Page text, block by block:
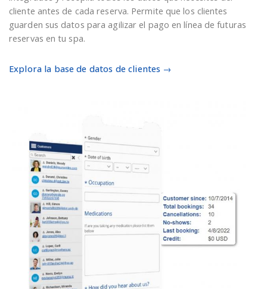
cliente antes de cada reserva. Permite que los clientes
guarden sus datos para agilizar el pago en línea de futuras
reservas en tu spa.
Explora la base de datos de clientes →